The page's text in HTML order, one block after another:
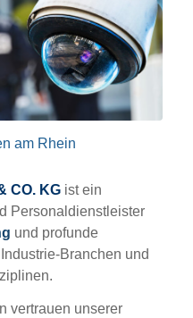
am Rhein
CO. KG ist ein
Personaldienstleister
und profunde
Branchen und
vertrauen unserer